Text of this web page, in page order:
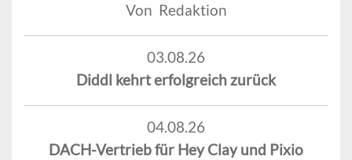
Von Redaktion
03.08.26
Diddl kehrt erfolgreich zurück
04.08.26
DACH-Vertrieb für Hey Clay und Pixio